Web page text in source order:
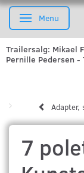
Skifte navigation
Menu
Trailersalg: Mikael
Pernille Pedersen
Adapter,
7